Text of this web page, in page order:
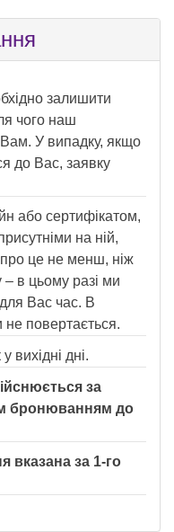
залишити
чого наш
Вам. У випадку, якщо
до Вас, заявку
або сертифікатом,
на ній,
про це не менш, ніж
– в цьому разі ми
Вас час. В
не повертається.
вихідні дні.
за
бронюванням до
вказана за 1-го